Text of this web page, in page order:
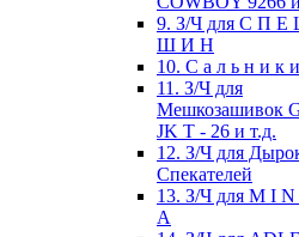
9. З/Ч для С П
Ш И Н
10. С а л ь н и к и
11. З/Ч для
Мешкозашивок
JK T - 26 и т.д.
12. З/Ч для
Спекателей
13. З/Ч для M I
A